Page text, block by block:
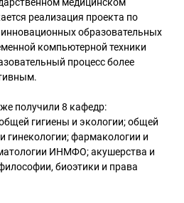
реализация проекта по
образовательных
компьютерной техники
процесс более
получили 8 кафедр:
гигиены и экологии; общей
гинекологии; фармакологии и
ИНМФО; акушерства и
биоэтики и права